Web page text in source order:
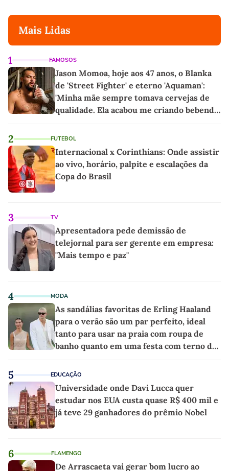
Mais Lidas
1 FAMOSOS
Jason Momoa, hoje aos 47 anos, o Blanka
de 'Street Fighter' e eterno 'Aquaman':
'Minha mãe sempre tomava cervejas de
qualidade. Ela acabou me criando bebendo
2 FUTEBOL
Internacional x Corinthians: Onde assistir
ao vivo, horário, palpite e escalações da
Copa do Brasil
3 TV
Apresentadora pede demissão de
telejornal para ser gerente em empresa:
"Mais tempo e paz"
4 MODA
As sandálias favoritas de Erling Haaland
para o verão são um par perfeito, ideal
tanto para usar na praia com roupa de
banho quanto em uma festa com terno de
5 EDUCAÇÃO
Universidade onde Davi Lucca quer
estudar nos EUA custa quase R$ 400 mil e
já teve 29 ganhadores do prêmio Nobel
6 FLAMENGO
De Arrascaeta vai gerar bom lucro ao